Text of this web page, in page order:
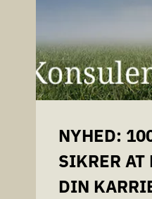
NYHED:
SIKRER AT
DIN